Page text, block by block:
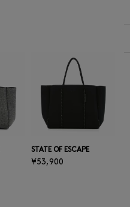
STATE OF ESCAPE
¥53,900